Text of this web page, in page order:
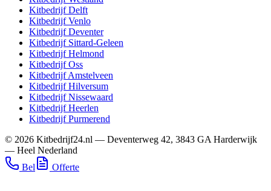
KitbedrijfDelft
KitbedrijfVenlo
KitbedrijfDeventer
Kitbedrijf Sittard-Geleen
KitbedrijfHelmond
KitbedrijfOss
KitbedrijfAmstelveen
KitbedrijfHilversum
KitbedrijfNissewaard
KitbedrijfHeerlen
KitbedrijfPurmerend
© 2026 Kitbedrijf24.nl — Deventerweg 42, 3843 GA Harderwijk
— Heel Nederland
Bel
Offerte